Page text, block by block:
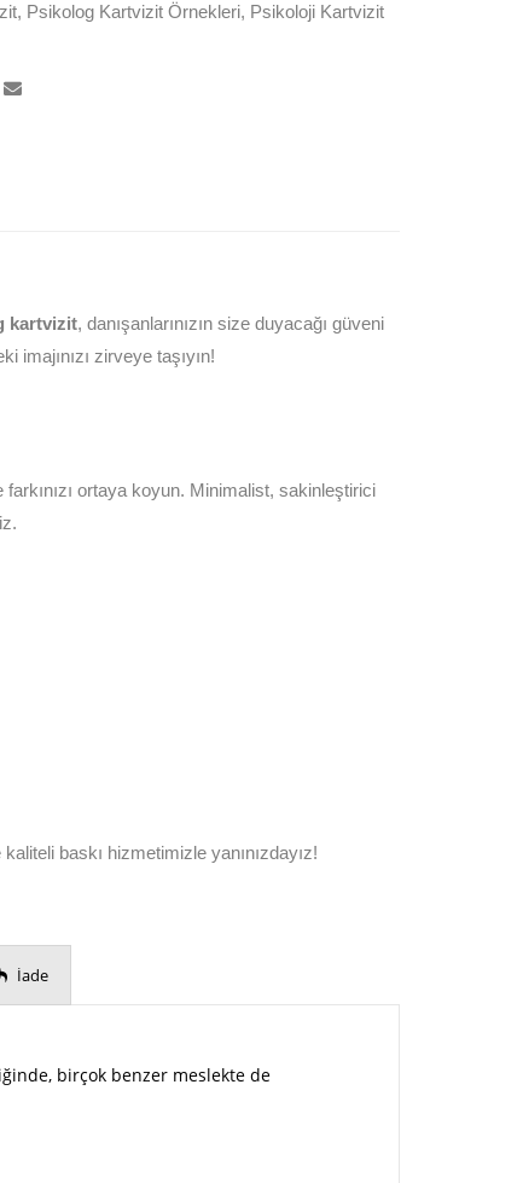
, Psikolog Kartvizit Örnekleri, Psikoloji Kartvizit
kartvizit, danışanlarınızın size duyacağı güveni
imajınızı zirveye taşıyın!
farkınızı ortaya koyun. Minimalist, sakinleştirici
baskı hizmetimizle yanınızdayız!
İade
birçok benzer meslekte de